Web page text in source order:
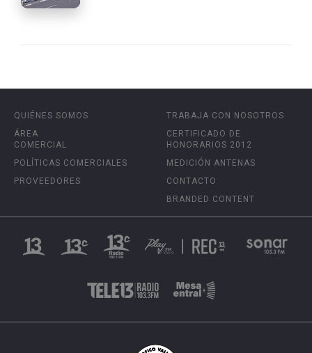
QUIÉNES SOMOS
ÁREA
COMERCIAL
POLÍTICAS COMERCIALES
PROVEEDORES
TRABAJA CON NOSOTROS
CERTIFICADO DE
HONORARIOS 2012
MEDICIÓN ANTENAS
CONTACTO
BRANDED CONTENT